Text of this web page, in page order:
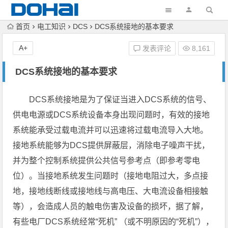
首页 电工知识 DCS DCS系统接地的基本要求
DCS系统接地的基本要求
发表评论 8,161
A+
DCS系统接地是为了保证当进入DCS系统的信号、
供电电源或DCS系统设备本身出现问题时，有效的接地
系统能承受过载电流并可以迅速将过载电流导入大地。
接地系统能够为DCS提供屏蔽层，消除电子噪声干扰，
并为整个控制系统提供公共信号参考点（即参考零电
位）。当接地系统发生问题时（接地电阻过大，多点接
地，接地线断线或接地线与高电压、大电流设备相接触
等），会造成人员的触电伤害及设备的损坏，据了解，
有些电厂DCS系统经常“死机” （或不明原因的“死机”），